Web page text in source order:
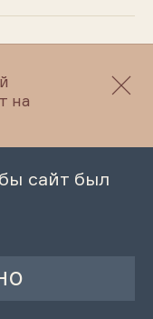
в
на
сайт был